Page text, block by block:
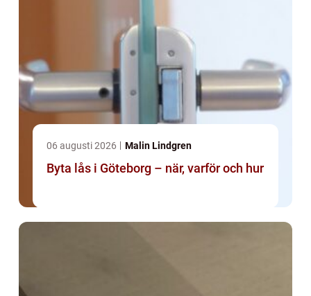
06 augusti 2026 Malin Lindgren
Byta lås i Göteborg – när, varför och hur